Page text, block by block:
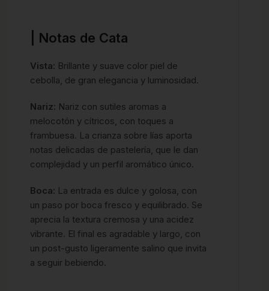
| Notas de Cata
Vista: Brillante y suave color piel de
cebolla, de gran elegancia y luminosidad.
Nariz: Nariz con sutiles aromas a
melocotón y cítricos, con toques a
frambuesa. La crianza sobre lías aporta
notas delicadas de pastelería, que le dan
complejidad y un perfil aromático único.
Boca: La entrada es dulce y golosa, con
un paso por boca fresco y equilibrado. Se
aprecia la textura cremosa y una acidez
vibrante. El final es agradable y largo, con
un post-gusto ligeramente salino que invita
a seguir bebiendo.